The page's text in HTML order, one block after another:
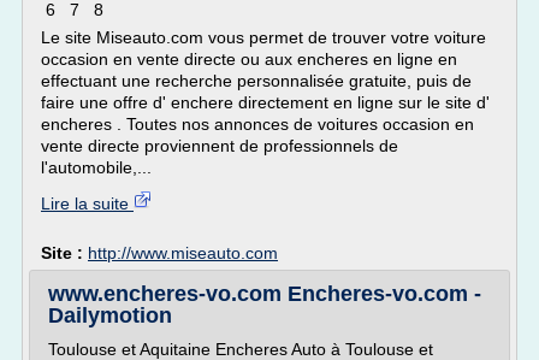
6 7 8
Le site Miseauto.com vous permet de trouver votre voiture
occasion en vente directe ou aux encheres en ligne en
effectuant une recherche personnalisée gratuite, puis de
faire une offre d' enchere directement en ligne sur le site d'
encheres . Toutes nos annonces de voitures occasion en
vente directe proviennent de professionnels de
l'automobile,...
Lire la suite
Site : http://www.miseauto.com
www.encheres-vo.com Encheres-vo.com -
Dailymotion
Toulouse et Aquitaine Encheres Auto à Toulouse et